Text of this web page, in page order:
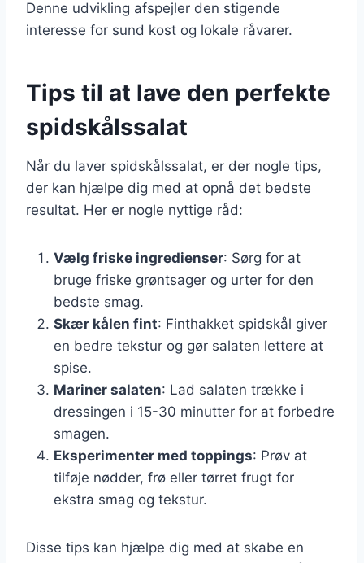
Denne udvikling afspejler den stigende
interesse for sund kost og lokale råvarer.
Tips til at lave den perfekte
spidskålssalat
Når du laver spidskålssalat, er der nogle tips,
der kan hjælpe dig med at opnå det bedste
resultat. Her er nogle nyttige råd:
Vælg friske ingredienser: Sørg for at
bruge friske grøntsager og urter for den
bedste smag.
Skær kålen fint: Finthakket spidskål giver
en bedre tekstur og gør salaten lettere at
spise.
Mariner salaten: Lad salaten trække i
dressingen i 15-30 minutter for at forbedre
smagen.
Eksperimenter med toppings: Prøv at
tilføje nødder, frø eller tørret frugt for
ekstra smag og tekstur.
Disse tips kan hjælpe dig med at skabe en